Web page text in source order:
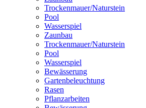
Trockenmauer/Naturstein
Pool
Wasserspiel
Zaunbau
Trockenmauer/Naturstein
Pool
Wasserspiel
Bewässerung
Gartenbeleuchtung
Rasen
Pflanzarbeiten